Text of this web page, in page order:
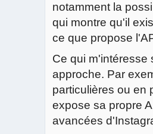
notamment la
qui montre qu'il
ce que propose
Ce qui m'intéresse
approche. Par
particulières ou en
expose sa propre
avancées